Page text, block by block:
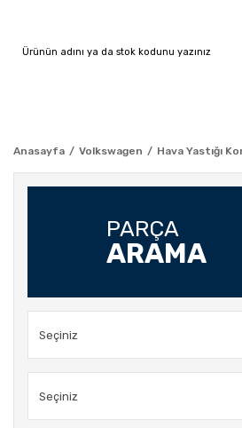
Anasayfa Volkswagen Hava Yastığı
PARÇA
ARAMA